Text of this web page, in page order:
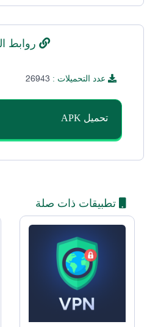
روابط
عدد التحميلات : 26943
تحميل APK
تطبيقات ذات صلة